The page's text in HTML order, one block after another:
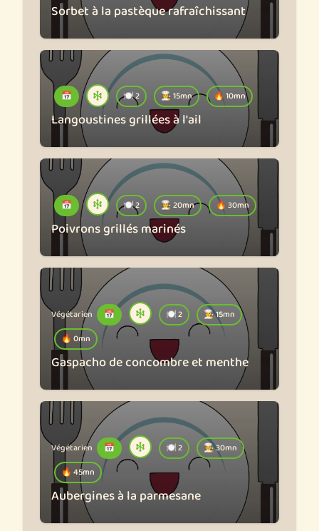
Sorbet à la pastèque rafraîchissant
📅 🍽️ 2 🧑‍🍳 15mn 🔥 10mn
Langoustines grillées à l'ail
📅 🍽️ 2 🧑‍🍳 20mn 🔥 30mn
Poivrons grillés marinés
Végétarien 📅 🍽️ 2
🧑‍🍳 15mn
🔥 0mn
Gaspacho de concombre et menthe
Végétarien 📅 🍽️ 2
🧑‍🍳 30mn
🔥 45mn
Aubergines à la parmesane